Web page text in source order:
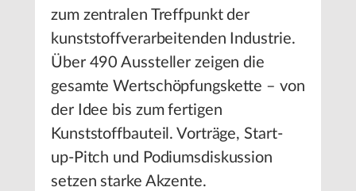
zum zentralen Treffpunkt der
kunststoffverarbeitenden Industrie.
Über 490 Aussteller zeigen die
gesamte Wertschöpfungskette – von
der Idee bis zum fertigen
Kunststoffbauteil. Vorträge, Start-
up-Pitch und Podiumsdiskussion
setzen starke Akzente.